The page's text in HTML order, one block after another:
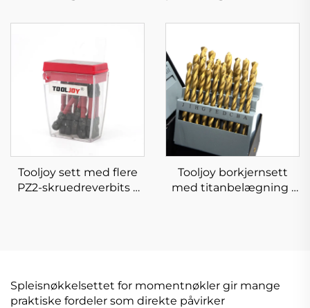
Tooljoy sett med flere
PZ2-skruedreverbits –
Tooljoy borkjernsett
med titanbelægning i
Spleisnøkkelsettet for momentnøkler gir mange
praktiske fordeler som direkte påvirker